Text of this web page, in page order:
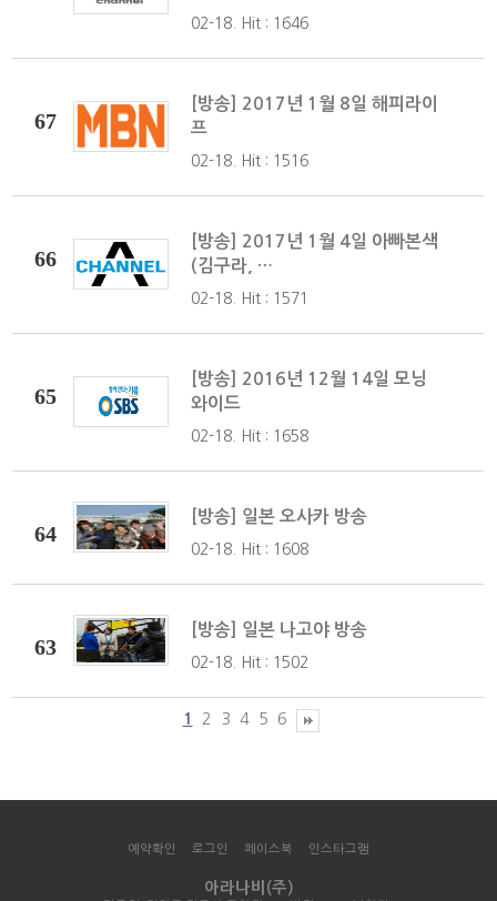
02-18. Hit : 1646
67
[방송] 2017년 1월 8일 해피라이
프
02-18. Hit : 1516
66
[방송] 2017년 1월 4일 아빠본색
(김구라, …
02-18. Hit : 1571
65
[방송] 2016년 12월 14일 모닝
와이드
02-18. Hit : 1658
64
[방송] 일본 오사카 방송
02-18. Hit : 1608
63
[방송] 일본 나고야 방송
02-18. Hit : 1502
1 2 3 4 5 6
예약확인 로그인 페이스북 인스타그램
아라나비(주)